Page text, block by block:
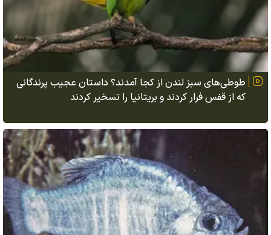
طوطی‌های سبز لندن از کجا آمدند؟ داستان عجیب پرندگانی
که از قفس فرار کردند و بریتانیا را تسخیر کردند